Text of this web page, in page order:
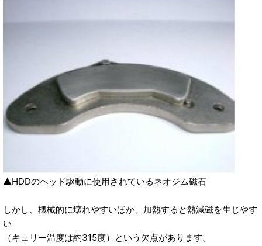
▲HDDのヘッド駆動に使用されているネオジム磁石
しかし、機械的に壊れやすいほか、加熱すると熱減磁を生じやす
い
（キュリー温度は約315度）という欠点があります。